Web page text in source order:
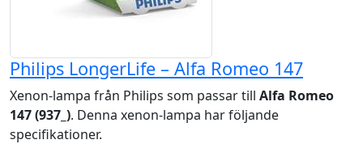
Philips LongerLife – Alfa Romeo 147
Xenon-lampa från Philips som passar till Alfa Romeo
147 (937_). Denna xenon-lampa har följande
specifikationer.